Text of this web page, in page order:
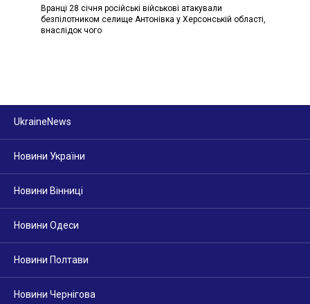
Вранці 28 січня російські військові атакували
безпілотником селище Антонівка у Херсонській області,
внаслідок чого
UkraineNews
Новини України
Новини Вінниці
Новини Одеси
Новини Полтави
Новини Чернігова